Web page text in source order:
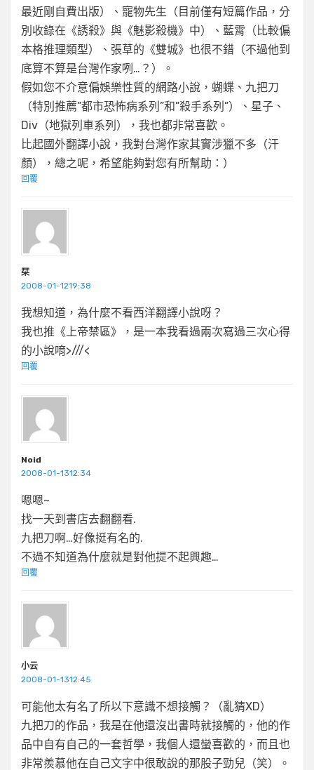
最近剛自費出版）、寵物先生（目前僅有短篇作品，分
別收錄在《誘殺》與《魅影殺機》中）、藍霄（比較偏
本格推理類型）、張草的《雙城》也很不錯（不過他到
底算不算是台灣作家咧…？）。
假如您不介意偏娛樂性質的網路小說，蝴蝶、九把刀
（特別推薦”都市恐怖病系列”和”殺手系列”）、星子、
Div（地獄列車系列），我也都非常喜歡。
比起國外翻譯小說，我對台灣作家其實涉獵不多（汗
顏），總之呢，希望能夠對您有所幫助：）
回覆
栞
2008-01-1219:38
我想知道，為什麼不看西洋翻譯小說呀？
我也推《上帝禁區》，是一本我看過兩次寫過三次心得
的小說唷>///<
回覆
Noid
2008-01-1312:34
嗯嗯~
找一天到書店去翻翻看.
九把刀啊…好像挺有名的.
不過不知道為什麼就是對他提不起興趣…
回覆
小云
2008-01-1312:45
可能他太有名了所以下意識不想接觸？（亂猜XD）
九把刀的作品，我是在他還沒出書時就接觸的，他的作
品中自有自己的一套哲學，我個人還蠻喜歡的，而且也
非常羨慕他在自己文字中很敢說的那股子勁兒（笑）。